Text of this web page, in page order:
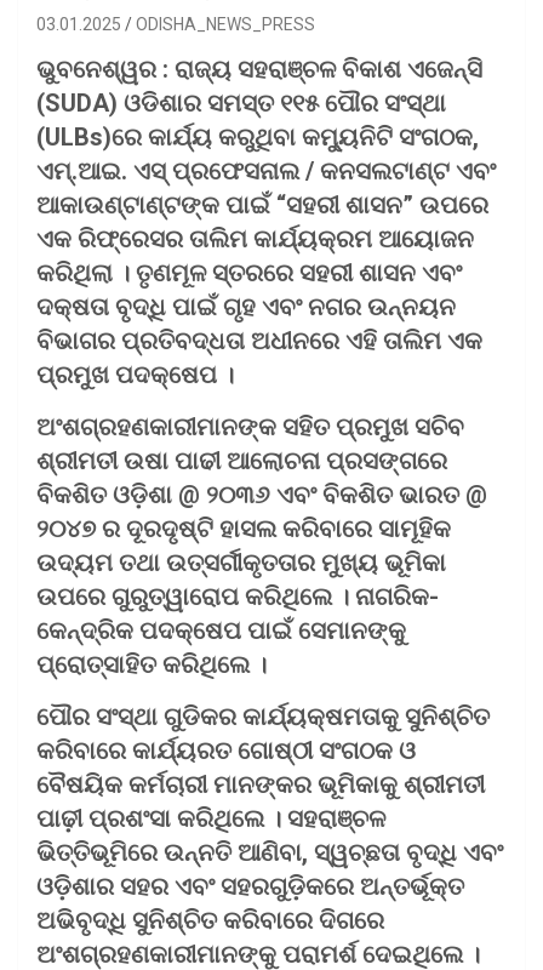
03.01.2025 ODISHA_NEWS_PRESS
ଭୁବନେଶ୍ୱର : ରାଜ୍ୟ ସହରାଞ୍ଚଳ ବିକାଶ ଏଜେନ୍ସି
(SUDA) ଓଡିଶାର ସମସ୍ତ ୧୧୫ ପୌର ସଂସ୍ଥା
(ULBs)ରେ କାର୍ଯ୍ୟ କରୁଥିବା କମ୍ୟୁନିଟି ସଂଗଠକ,
ଏମ୍.ଆଇ. ଏସ୍ ପ୍ରଫେସନାଲ / କନସଲଟାଣ୍ଟ ଏବଂ
ଆକାଉଣ୍ଟାଣ୍ଟଙ୍କ ପାଇଁ “ସହରୀ ଶାସନ” ଉପରେ
ଏକ ରିଫ୍ରେସର ତାଲିମ କାର୍ଯ୍ୟକ୍ରମ ଆୟୋଜନ
କରିଥିଲା ​​। ତୃଣମୂଳ ସ୍ତରରେ ସହରୀ ଶାସନ ଏବଂ
ଦକ୍ଷତା ବୃଦ୍ଧି ପାଇଁ ଗୃହ ଏବଂ ନଗର ଉନ୍ନୟନ
ବିଭାଗର ପ୍ରତିବଦ୍ଧତା ଅଧୀନରେ ଏହି ତାଲିମ ଏକ
ପ୍ରମୁଖ ପଦକ୍ଷେପ ।
ଅଂଶଗ୍ରହଣକାରୀମାନଙ୍କ ସହିତ ପ୍ରମୁଖ ସଚିବ
ଶ୍ରୀମତୀ ଉଷା ପାଢୀ ଆଲୋଚନା ପ୍ରସଙ୍ଗରେ
ବିକଶିତ ଓଡ଼ିଶା @ ୨୦୩୬ ଏବଂ ବିକଶିତ ଭାରତ @
୨୦୪୭ ର ଦୂରଦୃଷ୍ଟି ହାସଲ କରିବାରେ ସାମୂହିକ
ଉଦ୍ୟମ ତଥା ଉତ୍ସର୍ଗୀକୃତତାର ମୁଖ୍ୟ ଭୂମିକା
ଉପରେ ଗୁରୁତ୍ୱାରୋପ କରିଥିଲେ । ନାଗରିକ-
କେନ୍ଦ୍ରିକ ପଦକ୍ଷେପ ପାଇଁ ସେମାନଙ୍କୁ
ପ୍ରୋତ୍ସାହିତ କରିଥିଲେ ।
ପୌର ସଂସ୍ଥା ଗୁଡିକର କାର୍ଯ୍ୟକ୍ଷମତାକୁ ସୁନିଶ୍ଚିତ
କରିବାରେ କାର୍ଯ୍ୟରତ ଗୋଷ୍ଠୀ ସଂଗଠକ ଓ
ବୈଷୟିକ କର୍ମଚାରୀ ମାନଙ୍କର ଭୂମିକାକୁ ଶ୍ରୀମତୀ
ପାଢ଼ୀ ପ୍ରଶଂସା କରିଥିଲେ । ସହରାଞ୍ଚଳ
ଭିତ୍ତିଭୂମିରେ ଉନ୍ନତି ଆଣିବା, ସ୍ୱଚ୍ଛତା ବୃଦ୍ଧି ଏବଂ
ଓଡ଼ିଶାର ସହର ଏବଂ ସହରଗୁଡ଼ିକରେ ଅନ୍ତର୍ଭୂକ୍ତ
ଅଭିବୃଦ୍ଧି ସୁନିଶ୍ଚିତ କରିବାରେ ଦିଗରେ
ଅଂଶଗ୍ରହଣକାରୀମାନଙ୍କୁ ପରାମର୍ଶ ଦେଇଥିଲେ ।